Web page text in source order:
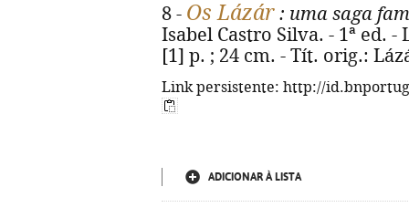
8 - Os Lázár : uma saga
Isabel Castro Silva. - 1ª ed.
[1] p. ; 24 cm. - Tít. orig.:
Link persistente: http://
ADICIONAR À LISTA